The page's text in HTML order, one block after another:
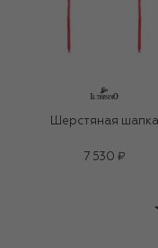
Шерстяная шапка
7 530 ₽